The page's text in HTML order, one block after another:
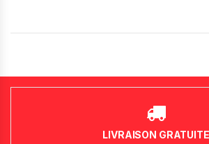
LIVRAISON GRATUITE